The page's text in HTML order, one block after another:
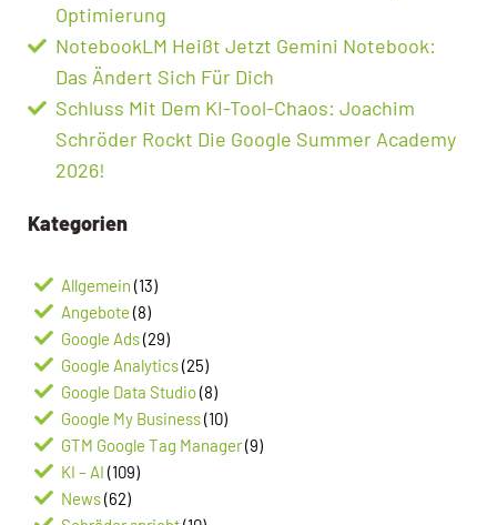
Optimierung
NotebookLM Heißt Jetzt Gemini Notebook:
Das Ändert Sich Für Dich
Schluss Mit Dem KI-Tool-Chaos: Joachim
Schröder Rockt Die Google Summer Academy
2026!
Kategorien
Allgemein (13)
Angebote (8)
Google Ads(29)
Google Analytics(25)
Google Data Studio(8)
Google My Business(10)
GTM Google Tag Manager(9)
KI – AI (109)
News(62)